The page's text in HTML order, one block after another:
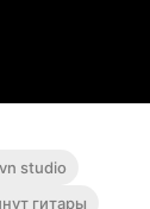
studio
гитары